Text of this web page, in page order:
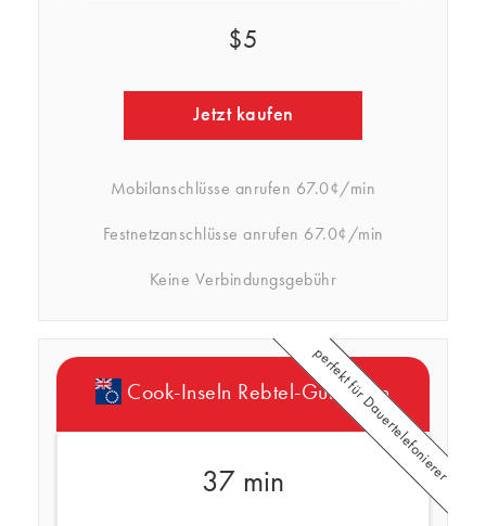
$5
Jetzt kaufen
Mobilanschlüsse anrufen 67.0¢/min
Festnetzanschlüsse anrufen 67.0¢/min
Keine Verbindungsgebühr
Cook-Inseln Rebtel-Guthaben
37 min perfekt für Dauertelefonierer